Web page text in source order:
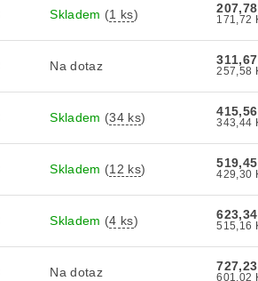
Skladem (1 ks)
Na dotaz
Skladem (34 ks)
Skladem (12 ks)
Skladem (4 ks)
Na dotaz